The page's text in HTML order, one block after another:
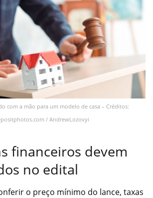
com a mão para um modelo de casa – Créditos:
/ AndrewLozovyi
financeiros devem
no edital
o preço mínimo do lance, taxas